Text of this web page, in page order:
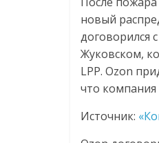
соцсетях.
Нам
важно,
как
знать
как
меняет
жизнь
новый
договорился
Жуковском,
LPP. Ozon
что компания
Источник: